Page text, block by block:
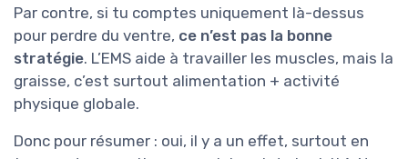
Par contre, si tu comptes uniquement là-dessus
pour perdre du ventre, ce n’est pas la bonne
stratégie. L’EMS aide à travailler les muscles, mais la
graisse, c’est surtout alimentation + activité
physique globale.
Donc pour résumer : oui, il y a un effet, surtout en